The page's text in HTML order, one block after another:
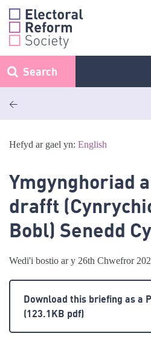
Skip
content
Search
<
Hefyd ar gael yn: English
Ymgynghoriad
drafft
Bobl) Senedd
Wedi'i bostio ar y 26th Chwefror
Download this briefing as a
(123.1KB pdf)